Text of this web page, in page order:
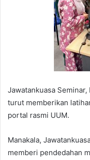
Jawatankuasa
turut memberikan
portal rasmi UUM.
Manakala,
memberi pendedahan